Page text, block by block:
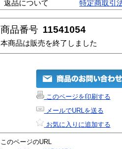
返品について
特定商取引
商品番号 11541054
本商品は販売を終了しました
このページを印刷する
メールでURLを送る
お気に入りに追加する
このページのURL